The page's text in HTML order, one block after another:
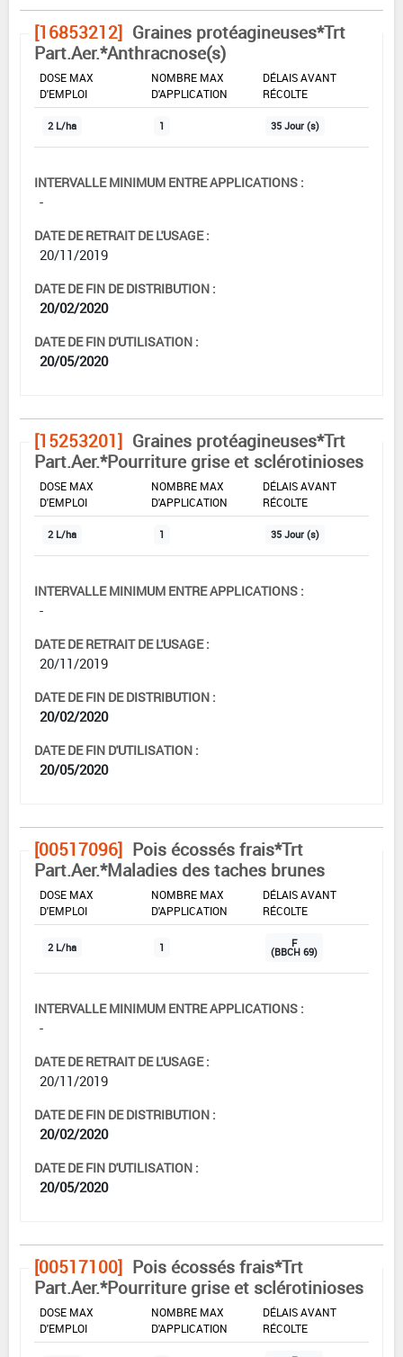
[16853212] Graines protéagineuses*Trt
Part.Aer.*Anthracnose(s)
DOSE MAX
D'EMPLOI
NOMBRE MAX
D'APPLICATION
DÉLAIS AVANT
RÉCOLTE
2 L/ha 1 35 Jour (s)
INTERVALLE MINIMUM ENTRE APPLICATIONS :
-
DATE DE RETRAIT DE L'USAGE :
20/11/2019
DATE DE FIN DE DISTRIBUTION :
20/02/2020
DATE DE FIN D'UTILISATION :
20/05/2020
[15253201] Graines protéagineuses*Trt
Part.Aer.*Pourriture grise et sclérotinioses
DOSE MAX
D'EMPLOI
NOMBRE MAX
D'APPLICATION
DÉLAIS AVANT
RÉCOLTE
2 L/ha 1 35 Jour (s)
INTERVALLE MINIMUM ENTRE APPLICATIONS :
-
DATE DE RETRAIT DE L'USAGE :
20/11/2019
DATE DE FIN DE DISTRIBUTION :
20/02/2020
DATE DE FIN D'UTILISATION :
20/05/2020
[00517096] Pois écossés frais*Trt
Part.Aer.*Maladies des taches brunes
DOSE MAX
D'EMPLOI
NOMBRE MAX
D'APPLICATION
DÉLAIS AVANT
RÉCOLTE
2 L/ha 1 F
(BBCH 69)
INTERVALLE MINIMUM ENTRE APPLICATIONS :
-
DATE DE RETRAIT DE L'USAGE :
20/11/2019
DATE DE FIN DE DISTRIBUTION :
20/02/2020
DATE DE FIN D'UTILISATION :
20/05/2020
[00517100] Pois écossés frais*Trt
Part.Aer.*Pourriture grise et sclérotinioses
DOSE MAX
D'EMPLOI
NOMBRE MAX
D'APPLICATION
DÉLAIS AVANT
RÉCOLTE